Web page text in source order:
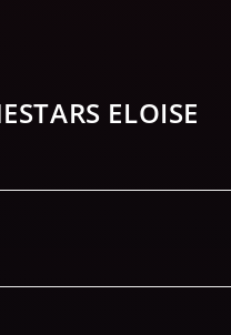
ELOISE